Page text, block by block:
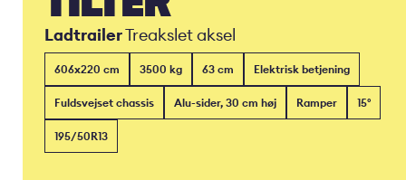
LadtrailerTreakslet aksel
606x220 cm 3500 kg 63 cm Elektrisk betjening
Fuldsvejset chassis Alu-sider, 30 cm høj Ramper 15°
195/50R13